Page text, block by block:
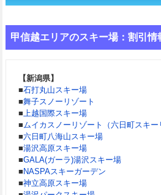
甲信越エリアのスキー場：割引情
【新潟県】
■石打丸山スキー場
■舞子スノーリゾート
■上越国際スキー場
■ムイカスノーリゾート（六日町スキー
■六日町八海山スキー場
■湯沢高原スキー場
■GALA(ガーラ)湯沢スキー場
■ NASPAスキーガーデン
■神立高原スキー場